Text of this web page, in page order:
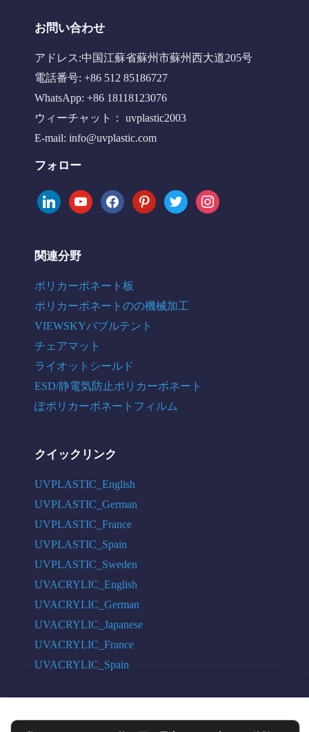
お問い合わせ
アドレス:中国江蘇省蘇州市蘇州西大道205号
電話番号: +86 512 85186727
WhatsApp: +86 18118123076
ウィーチャット： uvplastic2003
E-mail: info@uvplastic.com
フォロー
linkedinyoutubefacebookpinteresttwitter instagram
関連分野
ポリカーボネート板
ポリカーボネートのの機械加工
VIEWSKYバブルテント
チェアマット
ライオットシールド
ESD/静電気防止ポリカーボネート
ぽポリカーボネートフィルム
クイックリンク
UVPLASTIC_English
UVPLASTIC_German
UVPLASTIC_France
UVPLASTIC_Spain
UVPLASTIC_Sweden
UVACRYLIC_English
UVACRYLIC_German
UVACRYLIC_Japanese
UVACRYLIC_France
UVACRYLIC_Spain